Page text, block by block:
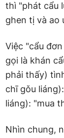
thì "phát cẩu
ghen tị và ao
Việc "cẩu
gọi là khán
phải thấy)
chī gǒu
liáng): "mua
Nhìn chung,